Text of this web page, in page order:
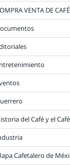
VENTA DE
del Café y el
Cafetalero de